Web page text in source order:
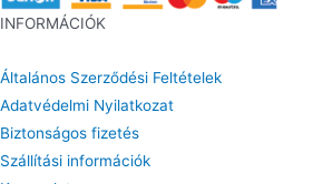
INFORMÁCIÓK
Általános Szerződési Feltételek
Adatvédelmi Nyilatkozat
Biztonságos fizetés
Szállítási információk